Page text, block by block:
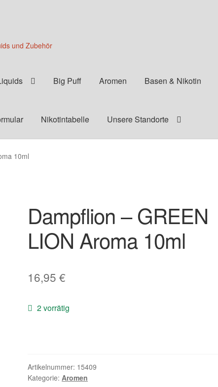
und Zubehör
Big Puff Aromen Basen & Nikotin
Nikotintabelle Unsere Standorte
10ml
Dampflion – GREEN
LION Aroma 10ml
16,95€
2 vorrätig
Artikelnummer: 15409
Kategorie:Aromen